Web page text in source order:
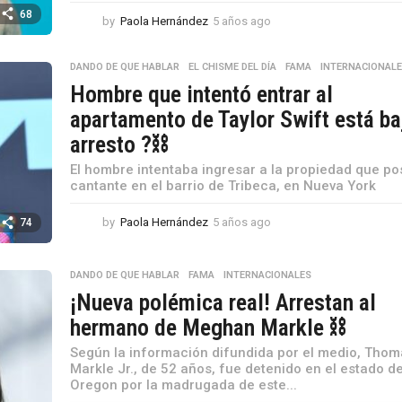
68 by Paola Hernández 5 años ago
o
s
a
g
74
DANDO DE QUE HABLAR ,EL CHISME DEL DÍA ,FAMA ,
Hombre que intentó entrar al
apartamento de Taylor Swift está
arresto ?⛓️
El hombre intentaba ingresar a la propiedad que
cantante en el barrio de Tribeca, en Nueva York
by Paola Hernández 5 años ago
o
a
g
DANDO DE QUE HABLAR ,FAMA ,INTERNACIONALES
¡Nueva polémica real! Arrestan al
hermano de Meghan Markle ⛓
Según la información difundida por el medio,
Markle Jr., de 52 años, fue detenido en el estado de
Oregon por la madrugada de este...